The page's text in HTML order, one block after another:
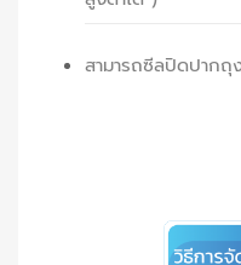
สามารถซีลปิดปาก